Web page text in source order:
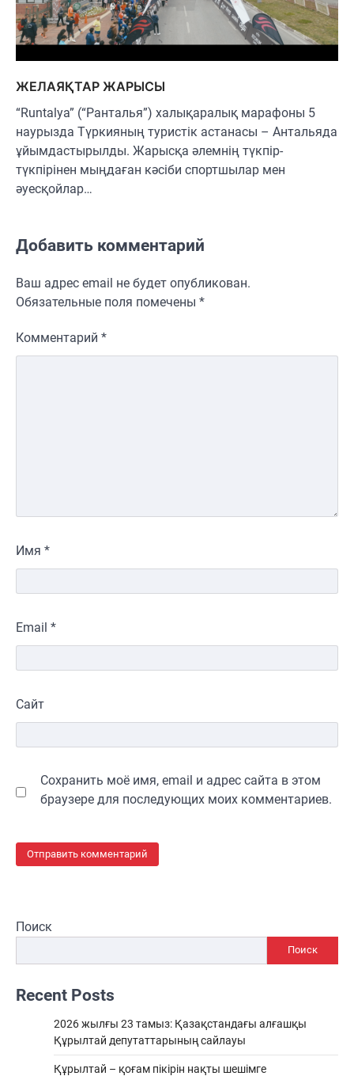
ЖЕЛАЯҚТАР ЖАРЫСЫ
“Runtalya” (“Ранталья”) халықаралық марафоны 5
наурызда Түркияның туристік астанасы – Антальяда
ұйымдастырылды. Жарысқа әлемнің түкпір-
түкпірінен мыңдаған кәсіби спортшылар мен
әуесқойлар…
Добавить комментарий
Ваш адрес email не будет опубликован.
Обязательные поля помечены *
Комментарий *
Имя *
Email *
Сайт
Сохранить моё имя, email и адрес сайта в этом
браузере для последующих моих комментариев.
Поиск
Поиск
Recent Posts
2026 жылғы 23 тамыз: Қазақстандағы алғашқы
Құрылтай депутаттарының сайлауы
Құрылтай – қоғам пікірін нақты шешімге